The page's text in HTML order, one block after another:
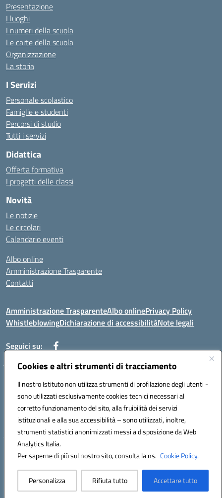
Cookies e altri strumenti di tracciamento
Il nostro Istituto non utilizza strumenti di profilazione degli utenti -
sono utilizzati esclusivamente cookies tecnici necessari al
corretto funzionamento del sito, alla fruibilità dei servizi
istituzionali e alla sua accessibilità – sono utilizzati, inoltre,
strumenti statistici anonimizzati messi a disposizione da Web
Analytics Italia.
Per saperne di più sul nostro sito, consulta la ns. Cookie Policy.
Personalizza Rifiuta tutto Accettare tutto
Presentazione
I luoghi
I numeri della scuola
Le carte della scuola
Organizzazione
La storia
I Servizi
Personale scolastico
Famiglie e studenti
Percorsi di studio
Tutti i servizi
Didattica
Offerta formativa
I progetti delle classi
Novità
Le notizie
Le circolari
Calendario eventi
Albo online
Amministrazione Trasparente
Contatti
Amministrazione TrasparenteAlbo onlinePrivacy Policy
WhistleblowingDichiarazione di accessibilitàNote legali
Seguici su:
Telefono: 0881814875
Mail: fgic86100g@istruzione.it PEC: fgic86100g@pec.istruzione.it
Codice univoco ufficio: UF0Y26 Codice IPA: istsc_fgic86100g
Codice meccanografico: FGIC86100G
Codice fiscale: 80030630711
Hosting & Powered by 3D Solution S.r.l.
Concept & Design by Designers Italia